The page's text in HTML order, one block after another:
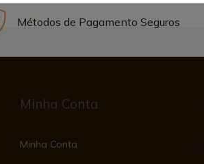
Métodos de Pagamento Seguros
Minha Conta
Minha Conta